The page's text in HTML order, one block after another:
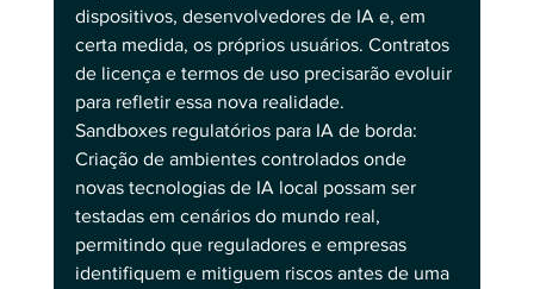
dispositivos, desenvolvedores de IA e, em
certa medida, os próprios usuários. Contratos
de licença e termos de uso precisarão evoluir
para refletir essa nova realidade.
Sandboxes regulatórios para IA de borda:
Criação de ambientes controlados onde
novas tecnologias de IA local possam ser
testadas em cenários do mundo real,
permitindo que reguladores e empresas
identifiquem e mitiguem riscos antes de uma